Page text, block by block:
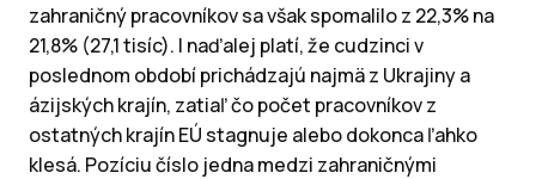
zahraničný pracovníkov sa však spomalilo z 22,3% na
21,8% (27,1 tisíc). I naďalej platí, že cudzinci v
poslednom období prichádzajú najmä z Ukrajiny a
ázijských krajín, zatiaľ čo počet pracovníkov z
ostatných krajín EÚ stagnuje alebo dokonca ľahko
klesá. Pozíciu číslo jedna medzi zahraničnými